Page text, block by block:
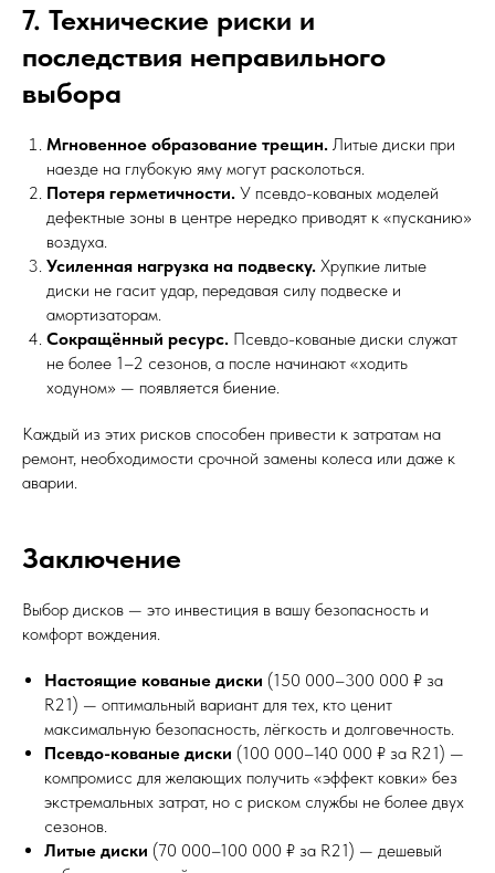
7. Технические риски и
последствия неправильного
выбора
Мгновенное образование трещин. Литые диски при
наезде на глубокую яму могут расколоться.
Потеря герметичности. У псевдо-кованых моделей
дефектные зоны в центре нередко приводят к «пусканию»
воздуха.
Усиленная нагрузка на подвеску. Хрупкие литые
диски не гасит удар, передавая силу подвеске и
амортизаторам.
Сокращённый ресурс. Псевдо-кованые диски служат
не более 1–2 сезонов, а после начинают «ходить
ходуном» — появляется биение.
Каждый из этих рисков способен привести к затратам на
ремонт, необходимости срочной замены колеса или даже к
аварии.
Заключение
Выбор дисков — это инвестиция в вашу безопасность и
комфорт вождения.
Настоящие кованые диски (150 000–300 000 ₽ за
R21) — оптимальный вариант для тех, кто ценит
максимальную безопасность, лёгкость и долговечность.
Псевдо-кованые диски (100 000–140 000 ₽ за R21) —
компромисс для желающих получить «эффект ковки» без
экстремальных затрат, но с риском службы не более двух
сезонов.
Литые диски (70 000–100 000 ₽ за R21) — дешевый